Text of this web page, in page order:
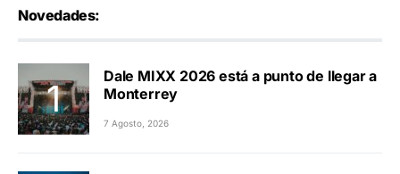
Novedades:
Dale MIXX 2026 está a punto de llegar a
Monterrey
7 Agosto, 2026